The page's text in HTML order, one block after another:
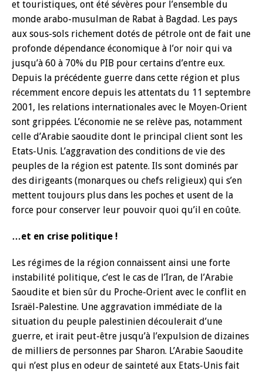
et touristiques, ont été sévères pour l’ensemble du
monde arabo-musulman de Rabat à Bagdad. Les pays
aux sous-sols richement dotés de pétrole ont de fait une
profonde dépendance économique à l’or noir qui va
jusqu’à 60 à 70% du PIB pour certains d’entre eux.
Depuis la précédente guerre dans cette région et plus
récemment encore depuis les attentats du 11 septembre
2001, les relations internationales avec le Moyen-Orient
sont grippées. L’économie ne se relève pas, notamment
celle d’Arabie saoudite dont le principal client sont les
Etats-Unis. L’aggravation des conditions de vie des
peuples de la région est patente. Ils sont dominés par
des dirigeants (monarques ou chefs religieux) qui s’en
mettent toujours plus dans les poches et usent de la
force pour conserver leur pouvoir quoi qu’il en coûte.
…et en crise politique !
Les régimes de la région connaissent ainsi une forte
instabilité politique, c’est le cas de l’Iran, de l’Arabie
Saoudite et bien sûr du Proche-Orient avec le conflit en
Israël-Palestine. Une aggravation immédiate de la
situation du peuple palestinien découlerait d’une
guerre, et irait peut-être jusqu’à l’expulsion de dizaines
de milliers de personnes par Sharon. L’Arabie Saoudite
qui n’est plus en odeur de sainteté aux Etats-Unis fait